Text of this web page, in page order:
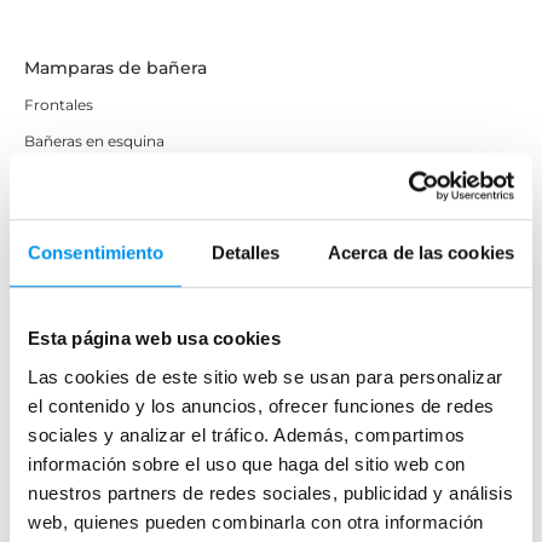
Consentimiento Detalles Acerca de las cookies
Esta página web usa cookies
Las cookies de este sitio web se usan para personalizar
el contenido y los anuncios, ofrecer funciones de redes
sociales y analizar el tráfico. Además, compartimos
información sobre el uso que haga del sitio web con
nuestros partners de redes sociales, publicidad y análisis
web, quienes pueden combinarla con otra información
Mamparas de bañera
Frontales
Bañeras en esquina
Mamparas de bañera correderas
Mamparas de bañera sin perfilería
Mamparas de ducha
Frontales
Mamparas cuadradas
Mamparas rectangulares